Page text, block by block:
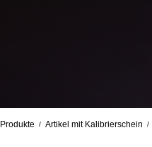
Produkte / Artikel mit Kalibrierschein /